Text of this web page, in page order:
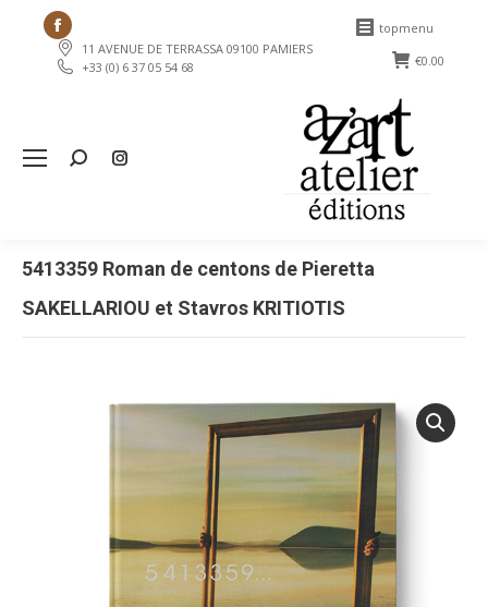
Facebook
page
opens
window
11 AVENUE DE TERRASSA 09100 PAMIERS
+33 (0) 6 37 05 54 68
topmenu
€0.00
Search:
5413359 Roman de centons de Pieretta
SAKELLARIOU et Stavros KRITIOTIS